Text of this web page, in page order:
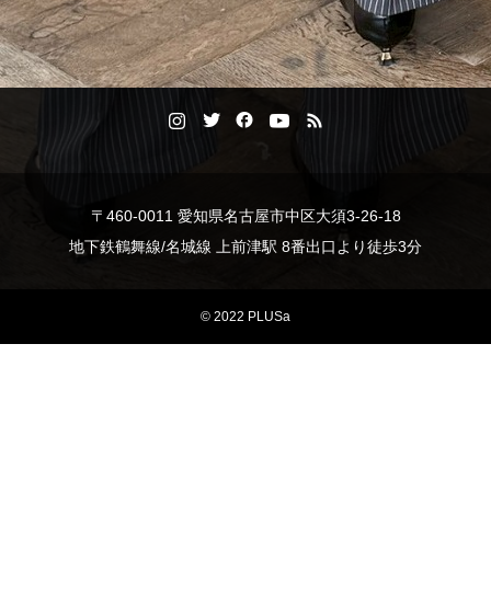
〒460-0011 愛知県名古屋市中区大須3-26-18
地下鉄鶴舞線/名城線 上前津駅 8番出口より徒歩3分
© 2022 PLUSa